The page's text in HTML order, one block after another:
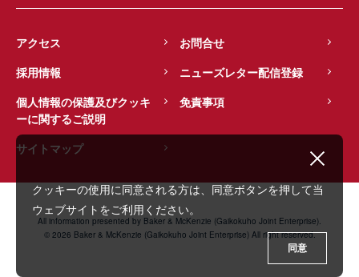
アクセス
お問合せ
採用情報
ニューズレター配信登録
個人情報の保護及びクッキ
ーに関するご説明
免責事項
サイトマップ
All information presented by Baker & McKenzie (Gaikokuho Joint Enterprise).
© 2026 Baker & McKenzie (Gaikokuho Joint Enterprise) All right reserved.
クッキーの使用に同意される方は、同意ボタンを押して当
ウェブサイトをご利用ください。
同意